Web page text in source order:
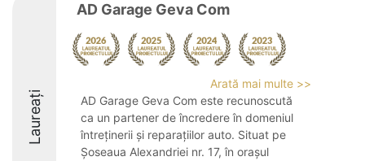
Laureați
AD Garage Geva Com
Arată mai multe >>
AD Garage Geva Com este recunoscută
ca un partener de încredere în domeniul
întreținerii și reparațiilor auto. Situat pe
Șoseaua Alexandriei nr. 17, în orașul